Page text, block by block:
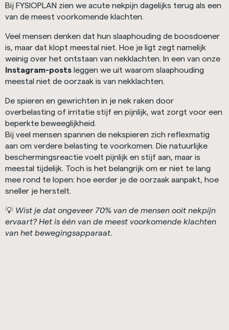
Bij FYSIOPLAN zien we acute nekpijn dagelijks terug als een
van de meest voorkomende klachten.
Veel mensen denken dat hun slaaphouding de boosdoener
is, maar dat klopt meestal niet. Hoe je ligt zegt namelijk
weinig over het ontstaan van nekklachten. In een van onze
Instagram-posts leggen we uit waarom slaaphouding
meestal niet de oorzaak is van nekklachten.
De spieren en gewrichten in je nek raken door
overbelasting of irritatie stijf en pijnlijk, wat zorgt voor een
beperkte beweeglijkheid.
Bij veel mensen spannen de nekspieren zich reflexmatig
aan om verdere belasting te voorkomen. Die natuurlijke
beschermingsreactie voelt pijnlijk en stijf aan, maar is
meestal tijdelijk. Toch is het belangrijk om er niet te lang
mee rond te lopen: hoe eerder je de oorzaak aanpakt, hoe
sneller je herstelt.
💡 Wist je dat ongeveer 70% van de mensen ooit nekpijn
ervaart? Het is één van de meest voorkomende klachten
van het bewegingsapparaat.